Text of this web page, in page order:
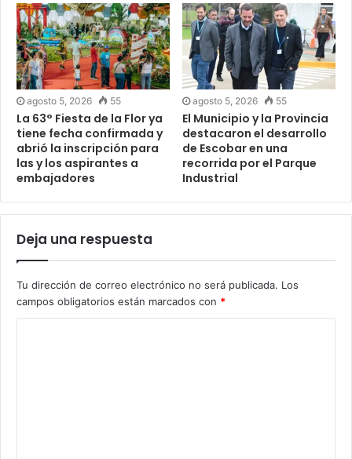
agosto 5, 2026 55
La 63° Fiesta de la Flor ya
tiene fecha confirmada y
abrió la inscripción para
las y los aspirantes a
embajadores
agosto 5, 2026 55
El Municipio y la Provincia
destacaron el desarrollo
de Escobar en una
recorrida por el Parque
Industrial
Deja una respuesta
Tu dirección de correo electrónico no será publicada. Los
campos obligatorios están marcados con *